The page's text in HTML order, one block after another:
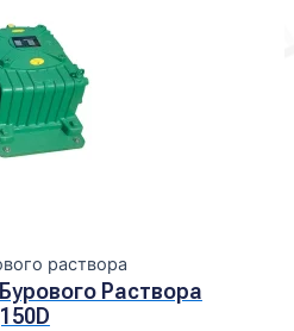
раствора
Раствора